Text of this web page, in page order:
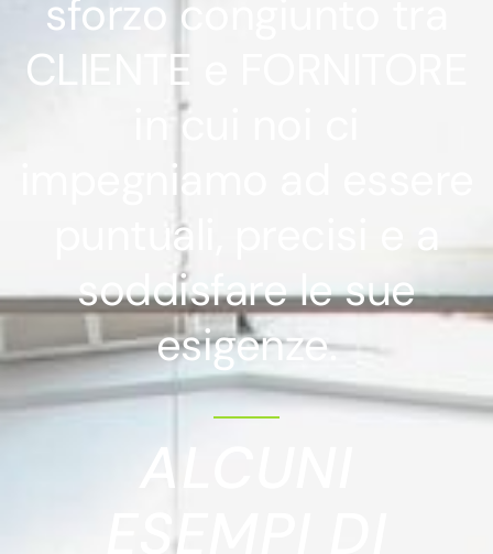
sforzo congiunto tra
CLIENTE e FORNITORE
in cui noi ci
impegniamo ad essere
puntuali, precisi e a
soddisfare le sue
esigenze.
ALCUNI
ESEMPI DI